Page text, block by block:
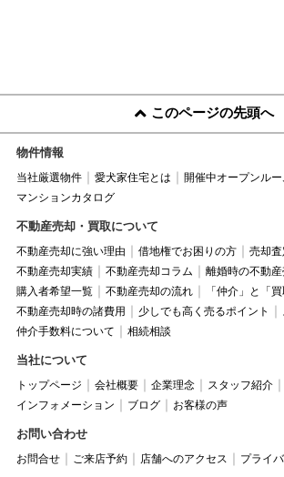
このページの先頭へ
物件情報
当社厳選物件 愛犬家住宅とは
開催中オープンルー
マンションカタログ
不動産売却・買取について
不動産売却に強い理由 借地権でお困りの方
売却
不動産売却実績
不動産売却コラム
離婚時の不動
購入者希望一覧
不動産売却の流れ
「仲介」と「
不動産売却時の諸費用
少しでも高く売るポイント
仲介手数料について
相続相談
当社について
トップページ 会社概要 企業理念
スタッフ紹介
インフォメーション
ブログ お客様の声
お問い合わせ
お問合せ ご来店予約 店舗へのアクセス プライ